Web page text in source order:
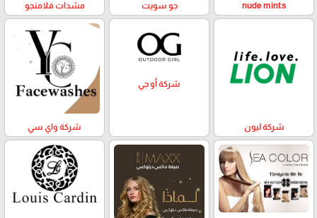
nude mints جو سويت مشدات فلامنجو
شركة ليون
شركة أو جي
شركة واي سي